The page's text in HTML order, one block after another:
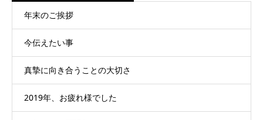
年末のご挨拶
今伝えたい事
真摯に向き合うことの大切さ
2019年、お疲れ様でした